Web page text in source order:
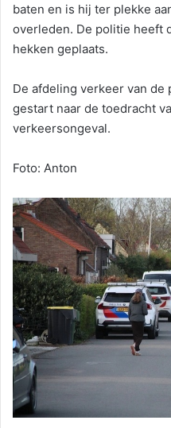
baten en is hij ter plekke
overleden. De politie heeft
hekken geplaats.
De afdeling verkeer van
gestart naar de toedracht
verkeersongeval.
Foto: Anton